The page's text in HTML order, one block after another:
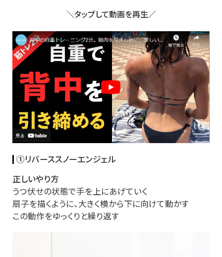
＼タップして動画を再生／
①リバーススノーエンジェル
正しいやり方
うつ伏せの状態で手を上にあげていく
扇子を描くように、大きく横から下に向けて動かす
この動作をゆっくりと繰り返す